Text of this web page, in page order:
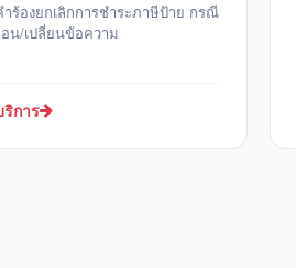
ร้องยกเลิกการชำระภาษีป้าย กรณี
น/เปลี่ยนข้อความ
การ